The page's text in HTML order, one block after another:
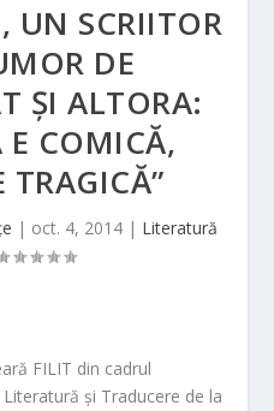
UN SCRIITOR
DE
ȘI ALTORA:
E COMICĂ,
TRAGICĂ”
| oct. 4, 2014 | Literatură
FILIT din cadrul
și Traducere de la